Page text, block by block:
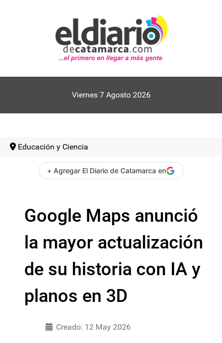
Viernes 7 Agosto 2026
Educación y Ciencia
+ Agregar El Diario de Catamarca en
Google Maps anunció
la mayor actualización
de su historia con IA y
planos en 3D
Creado: 12 May 2026